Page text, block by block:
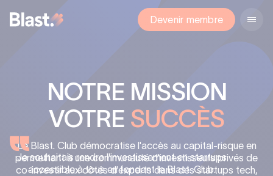
Devenir membre
NOTRE MISSION
VOTRE SUCCÈS
Le Blast. Club démocratise l'accès au capital-risque en
permettant à une communauté d'investisseurs privés de
co-investir aux côtés d'experts dans des startups tech,
Je souhaitais rendre l'investissement en startups
accessible à tous en fondant le Blast. Club.